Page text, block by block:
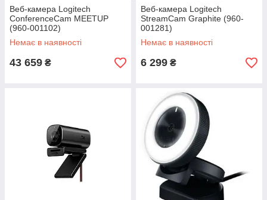
Веб-камера Logitech
ConferenceCam MEETUP
(960-001102)
Немає в наявності
43 659 ₴
Веб-камера Logitech
StreamCam Graphite (960-
001281)
Немає в наявності
6 299 ₴